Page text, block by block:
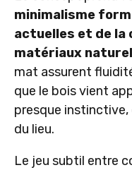
minimalisme
actuelles et de la
matériaux
mat assurent
que le bois vient
presque instinctive,
du lieu.
Le jeu subtil entre